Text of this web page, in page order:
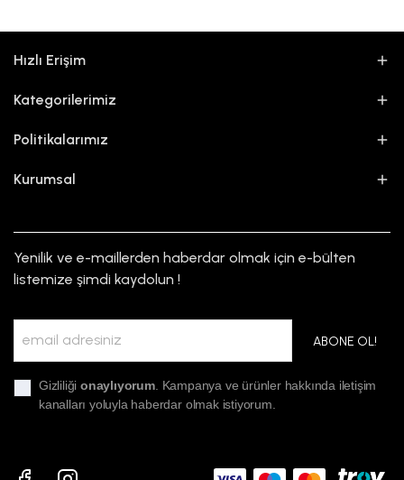
Hızlı Erişim
Kategorilerimiz
Politikalarımız
Kurumsal
Yenilik ve e-maillerden haberdar olmak için e-bülten
listemize şimdi kaydolun !
ABONE OL!
Gizliliğionaylıyorum. Kampanya ve ürünler hakkında iletişim
kanalları yoluyla haberdar olmak istiyorum.